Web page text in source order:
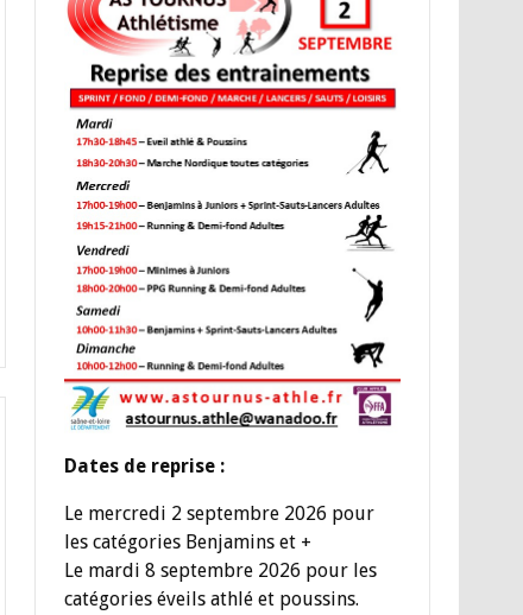
Dates de reprise :
Le mercredi 2 septembre 2026 pour
les catégories Benjamins et +
Le mardi 8 septembre 2026 pour les
catégories éveils athlé et poussins.